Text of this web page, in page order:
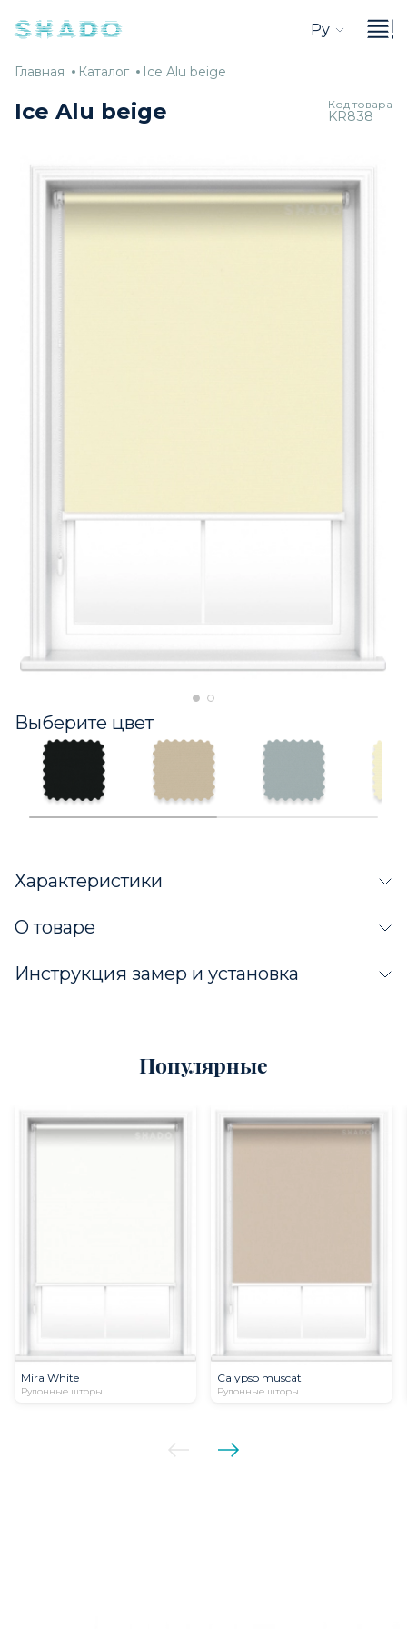
Ру
Главная Главная
КаталогКаталог
Ice
beige
Ice Alu beige
Ice Alu beige Код товара
KR838
Выберите цвет
Характеристики
О товаре
Инструкция замер и установка
Популярные
Mira White
Рулонные шторы
Calypso muscat
Рулонные шторы